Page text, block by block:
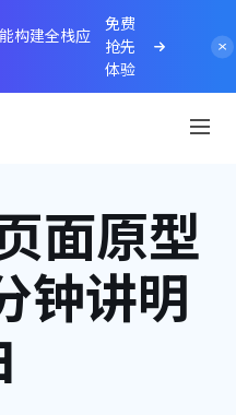
构建全栈应
免费
抢先
体验
面原型
钟讲明